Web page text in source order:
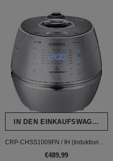
IN DEN EINKAUFSWAGEN
€489,99